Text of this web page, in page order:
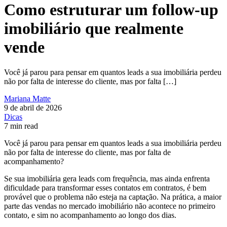
Como estruturar um follow-up
imobiliário que realmente
vende
Você já parou para pensar em quantos leads a sua imobiliária perdeu
não por falta de interesse do cliente, mas por falta […]
Mariana Matte
9 de abril de 2026
Dicas
7 min read
Você já parou para pensar em quantos leads a sua imobiliária perdeu
não por falta de interesse do cliente, mas por falta de
acompanhamento?
Se sua imobiliária gera leads com frequência, mas ainda enfrenta
dificuldade para transformar esses contatos em contratos, é bem
provável que o problema não esteja na captação. Na prática, a maior
parte das vendas no mercado imobiliário não acontece no primeiro
contato, e sim no acompanhamento ao longo dos dias.